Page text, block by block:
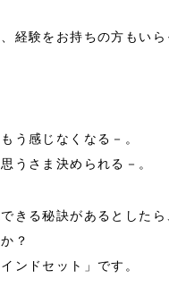
経験をお持ちの方もいら
う感じなくなる－。
うさま決められる－。
きる秘訣があるとした
？
ンドセット」です。